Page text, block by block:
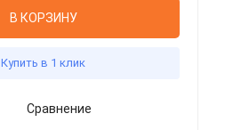
В КОРЗИНУ
Купить в 1 клик
Сравнение